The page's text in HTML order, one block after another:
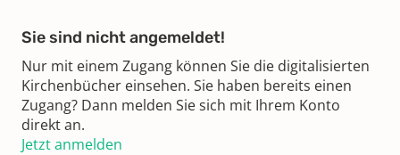
Sie sind nicht angemeldet!
Nur mit einem Zugang können Sie die digitalisierten
Kirchenbücher einsehen. Sie haben bereits einen
Zugang? Dann melden Sie sich mit Ihrem Konto
direkt an.
Jetzt anmelden